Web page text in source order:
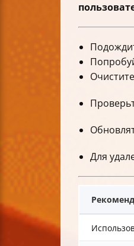
Для